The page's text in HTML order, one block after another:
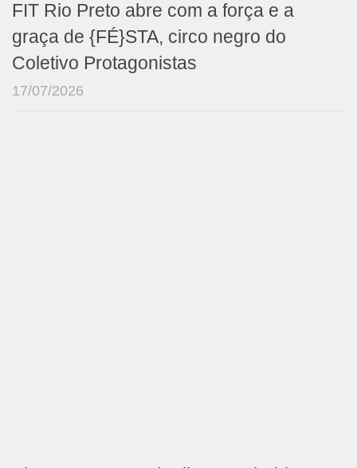
FIT Rio Preto abre com a força e a
graça de {FÉ}STA, circo negro do
Coletivo Protagonistas
17/07/2026